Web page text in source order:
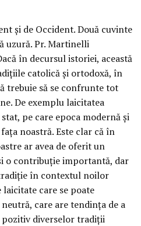
şi de Occident. Două cuvinte
uzură. Pr. Martinelli
în decursul istoriei, această
catolică şi ortodoxă, în
trebuie să se confrunte tot
De exemplu laicitatea
pe care epoca modernă şi
noastră. Este clar că în
ar avea de oferit un
o contribuţie importantă, dar
în contextul noilor
laicitate care se poate
care are tendinţa de a
pozitiv diverselor tradiţii